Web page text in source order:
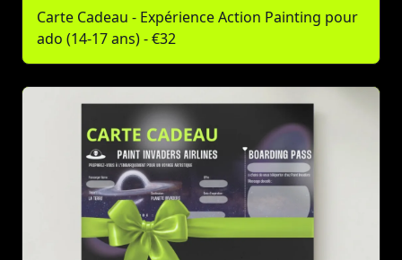
Carte Cadeau - Expérience Action Painting pour
ado (14-17 ans) - €32